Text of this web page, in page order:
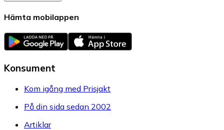
Hämta mobilappen
Konsument
Kom igång med Prisjakt
På din sida sedan 2002
Artiklar